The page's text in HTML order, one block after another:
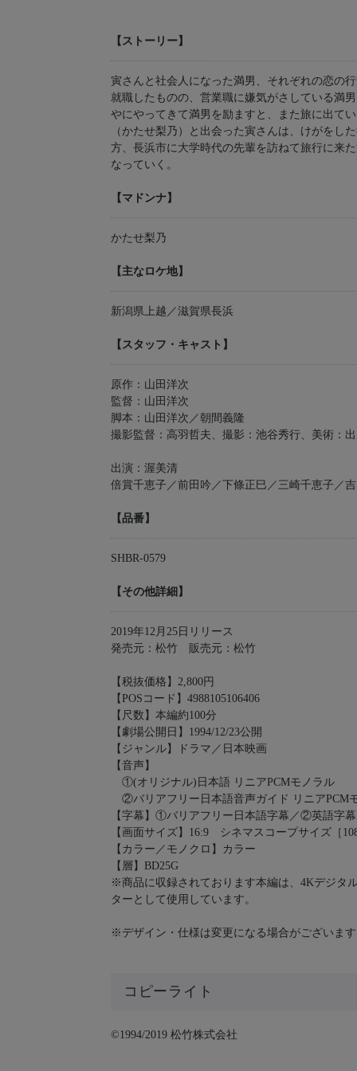
【ストーリー】
寅さんと社会人になった満男、それぞれの恋の
就職したものの、営業職に嫌気がさしている満
やにやってきて満男を励ますと、また旅に出て
（かたせ梨乃）と出会った寅さんは、けがをし
方、長浜市に大学時代の先輩を訪ねて旅行に来
なっていく。
【マドンナ】
かたせ梨乃
【主なロケ地】
新潟県上越／滋賀県長浜
【スタッフ・キャスト】
原作：山田洋次
監督：山田洋次
脚本：山田洋次／朝間義隆
撮影監督：高羽哲夫、撮影：池谷秀行、美術：
出演：渥美清
倍賞千恵子／前田吟／下條正巳／三崎千恵子／
【品番】
SHBR-0579
【その他詳細】
2019年12月25日リリース
発売元：松竹 販売元：松竹
【税抜価格】2,800円
【POSコード】4988105106406
【尺数】本編約100分
【劇場公開日】1994/12/23公開
【ジャンル】ドラマ／日本映画
【音声】
①(オリジナル)日本語 リニアPCMモノラル
②バリアフリー日本語音声ガイド リニアPCM
【字幕】①バリアフリー日本語字幕／②英語字幕
【画面サイズ】16:9 シネマスコープサイズ［
【カラー／モノクロ】カラー
【層】BD25G
※商品に収録されております本編は、4Kデジタ
ターとして使用しています。
※デザイン・仕様は変更になる場合がございま
コピーライト
©1994/2019 松竹株式会社